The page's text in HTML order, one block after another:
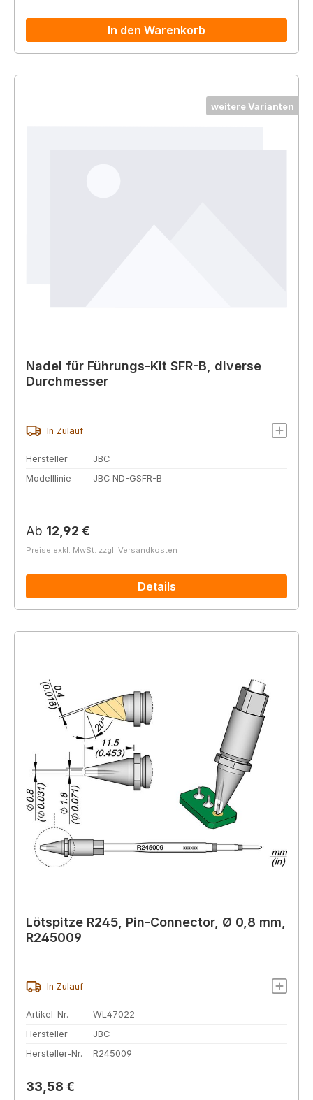
In den Warenkorb
weitere Varianten
Nadel für Führungs-Kit SFR-B, diverse
Durchmesser
In Zulauf
Hersteller
JBC
Modelllinie
JBC ND-GSFR-B
Regulärer Preis:
Ab 12,92 €
Preise exkl. MwSt. zzgl. Versandkosten
Details
Lötspitze R245, Pin-Connector, Ø 0,8 mm,
R245009
In Zulauf
Artikel-Nr.
WL47022
Hersteller
JBC
Hersteller-Nr.
R245009
Regulärer Preis:
33,58 €